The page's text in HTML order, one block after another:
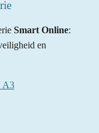
Smart Online:
en
A3